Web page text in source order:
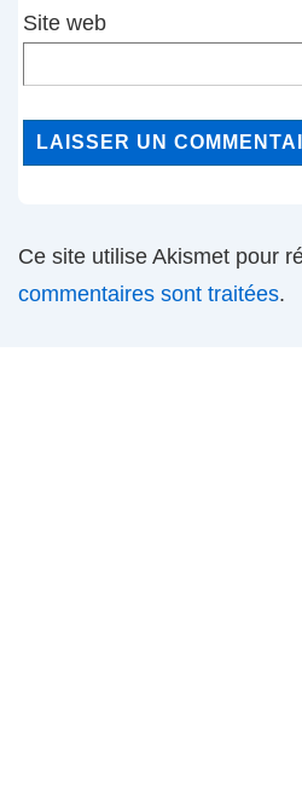
Site web
Ce site utilise Akismet pour
commentaires sont traitées.